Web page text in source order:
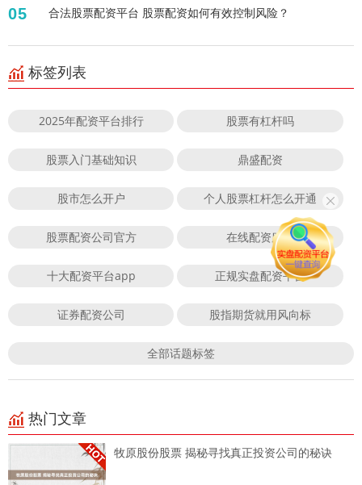
05 合法股票配资平台 股票配资如何有效控制风险？
标签列表
2025年配资平台排行 股票有杠杆吗
股票入门基础知识 鼎盛配资
股市怎么开户 个人股票杠杆怎么开通
股票配资公司官方 在线配资服务
十大配资平台app 正规实盘配资平台
证券配资公司 股指期货就用风向标
全部话题标签
热门文章
牧原股份股票 揭秘寻找真正投资公司的秘诀